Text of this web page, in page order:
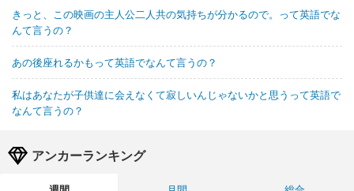
きっと、この映画の主人公二人共の気持ちが分かるので。って英語でな
んて言うの？
あの後座れるかもって英語でなんて言うの？
私はあなたが子供達に会えなくて寂しいんじゃないかと思うって英語で
なんて言うの？
アンカーランキング